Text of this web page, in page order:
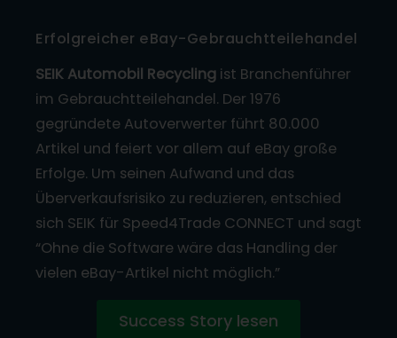
Erfolgreicher eBay-Gebrauchtteilehandel
SEIK Automobil Recycling ist Branchenführer
im Gebrauchtteilehandel. Der 1976
gegründete Autoverwerter führt 80.000
Artikel und feiert vor allem auf eBay große
Erfolge. Um seinen Aufwand und das
Überverkaufsrisiko zu reduzieren, entschied
sich SEIK für Speed4Trade CONNECT und sagt
“Ohne die Software wäre das Handling der
vielen eBay-Artikel nicht möglich.”
Success Story lesen